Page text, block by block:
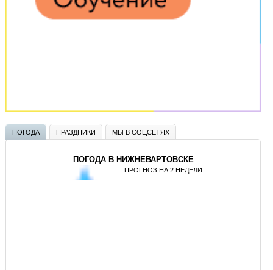
ПОГОДА ПРАЗДНИКИ МЫ В СОЦСЕТЯХ
ПОГОДА В НИЖНЕВАРТОВСКЕ
ПРОГНОЗ НА 2 НЕДЕЛИ